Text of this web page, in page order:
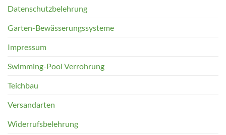
Datenschutzbelehrung
Garten-Bewässerungssysteme
Impressum
Swimming-Pool Verrohrung
Teichbau
Versandarten
Widerrufsbelehrung